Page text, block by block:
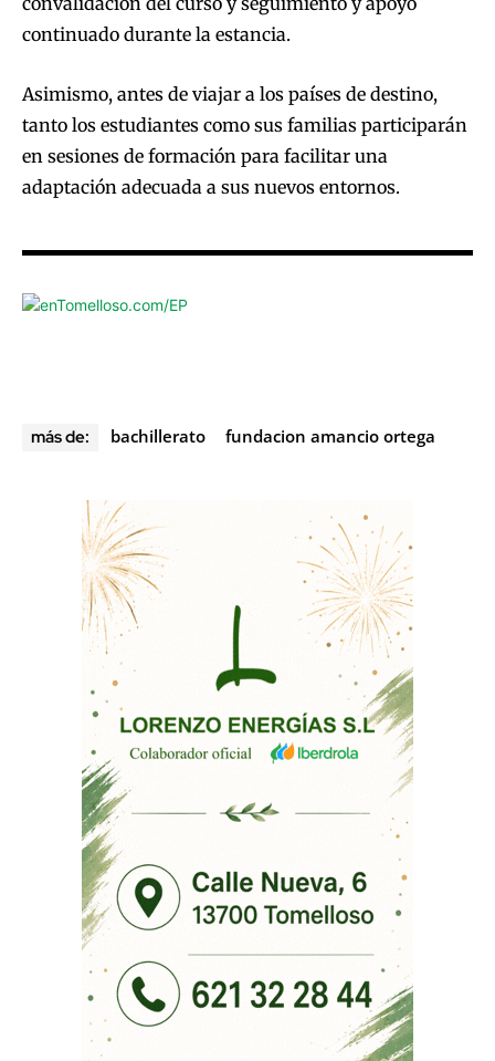
continuado durante la estancia.
Asimismo, antes de viajar a los países de destino,
tanto los estudiantes como sus familias participarán
en sesiones de formación para facilitar una
adaptación adecuada a sus nuevos entornos.
más de: bachillerato fundacion amancio ortega